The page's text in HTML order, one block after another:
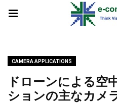
CAMERA APPLICATIONS
ドローンによる空
ションの主なカメ